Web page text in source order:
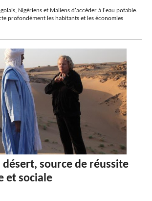
Nigériens et Maliens d'accéder à l'eau potable.
profondément les habitants et les économies
désert, source de réussite
et sociale